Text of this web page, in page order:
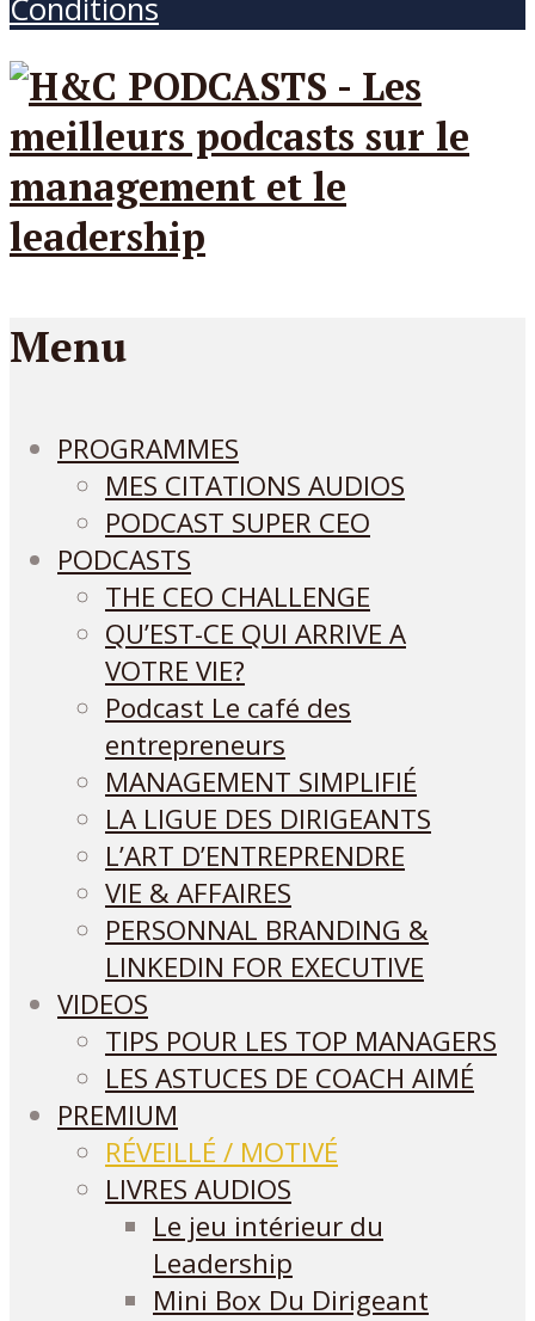
Conditions
Menu
PROGRAMMES
MES CITATIONS AUDIOS
PODCAST SUPER CEO
PODCASTS
THE CEO CHALLENGE
QU’EST-CE QUI ARRIVE A
VOTRE VIE?
Podcast Le café des
entrepreneurs
MANAGEMENT SIMPLIFIÉ
LA LIGUE DES DIRIGEANTS
L’ART D’ENTREPRENDRE
VIE & AFFAIRES
PERSONNAL BRANDING &
LINKEDIN FOR EXECUTIVE
VIDEOS
TIPS POUR LES TOP MANAGERS
LES ASTUCES DE COACH AIMÉ
PREMIUM
RÉVEILLÉ / MOTIVÉ
LIVRES AUDIOS
Le jeu intérieur du
Leadership
Mini Box Du Dirigeant